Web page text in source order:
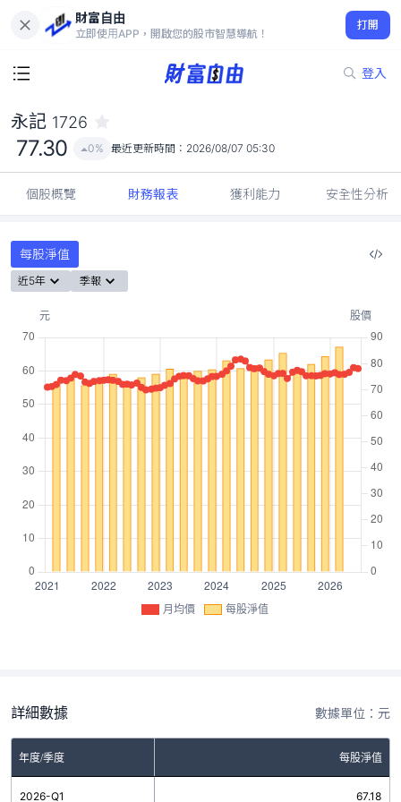
財富自由
立即使用APP，開啟您的股市智慧導航！
打開
登入
77.30
0%
永記 1726
77.30 0% 最近更新時間： 2026/08/07 05:30
個股概覽 財務報表 獲利能力 安全性分析
每股淨值
近5年 季報
月均價 每股淨值
詳細數據 數據單位：元
年度/季度 每股淨值
2026-Q1 67.18